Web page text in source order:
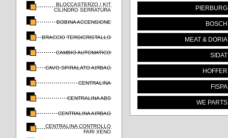
BLOCCASTERZO / KIT
CILINDRO SERRATURA
BOBINA ACCENSIONE
BRACCIO TERGICRISTALLO
CAMBIO AUTOMATICO
CAVO SPIRALATO AIRBAG
CENTRALINA
CENTRALINA ABS
CENTRALINA AIRBAG
CENTRALINA CONTROLLO
FARI XENO
PIERBURG
BOSCH
MEAT & DORIA
SIDAT
HOFFER
FISPA
WE PARTS